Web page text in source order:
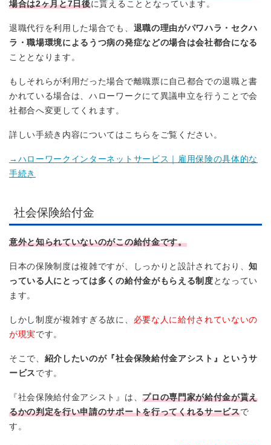
場合は2ヶ月と7日後に貰えることとなっています。
退職代行を利用した場合でも、 退職の理由がパワハラ・セクハ
ラ・職場環境によるうつ病の発症などの場合は会社都合になる
こととなります。
もしそれらが利用だった場合で離職票に自己都合での退職と書
かれている場合は、ハローワークにて異議申立を行うことで会
社都合へ変更してくれます。
詳しい手続き内容についてはこちらをご覧ください。
→ハローワークインターネットサービス｜雇用保険の具体的な
手続き
社会保険給付金
意外と知られていないのがこの給付金です。
日本の保険制度は複雑ですが、しっかりと設計されており、知
っている人にとっては多くの給付金がもらえる制度 となってい
ます。
しかし制度が複雑すぎる故に、 必要な人に給付されていないの
が現実です。
そこで、 紹介したいのが『社会保険給付金アシスト』というサ
ービス です。
『社会保険給付金アシスト』は、プロの専門家が給付金が貰え
るかの判定を行い申請のサポートを行ってくれるサービスで
す。